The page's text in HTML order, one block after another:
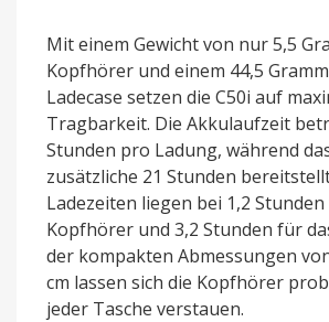
Mit einem Gewicht von nur 5,5
Kopfhörer und einem 44,5
Ladecase setzen die C50i auf
Tragbarkeit. Die Akkulaufzeit
Stunden pro Ladung, während
zusätzliche 21 Stunden
Ladezeiten liegen bei 1,2
Kopfhörer und 3,2 Stunden für
der kompakten Abmessungen
cm lassen sich die Kopfhörer
jeder Tasche verstauen.